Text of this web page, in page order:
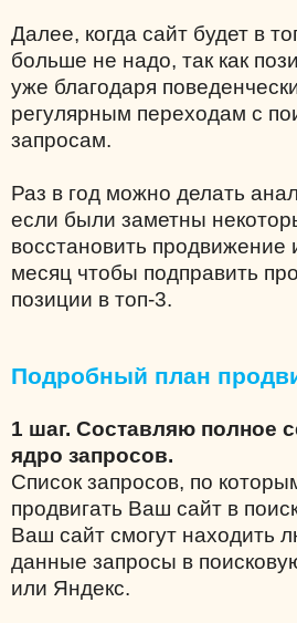
Далее, когда сайт будет в
больше не надо, так как
уже благодаря
регулярным переходам с
запросам.
Раз в год можно делать
если были заметны
восстановить продвижение
месяц чтобы подправить
позиции в топ-3.
Подробный план
1 шаг. Составляю полное
ядро запросов.
Список запросов, по
продвигать Ваш сайт в
Ваш сайт смогут находить
данные запросы в
или Яндекс.